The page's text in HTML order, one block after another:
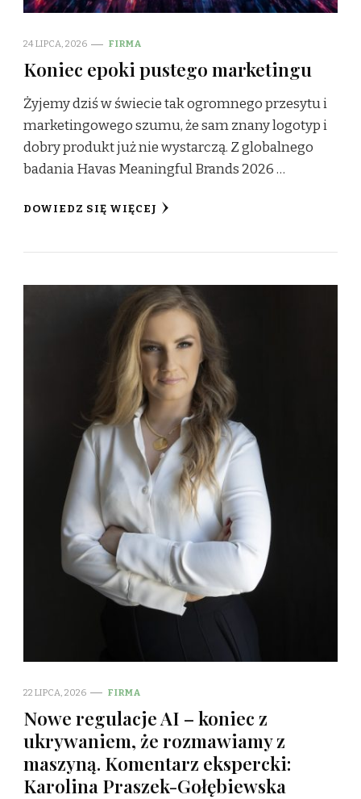
24 LIPCA, 2026 FIRMA
Koniec epoki pustego marketingu
Żyjemy dziś w świecie tak ogromnego przesytu i
marketingowego szumu, że sam znany logotyp i
dobry produkt już nie wystarczą. Z globalnego
badania Havas Meaningful Brands 2026 …
DOWIEDZ SIĘ WIĘCEJ
22 LIPCA, 2026 FIRMA
Nowe regulacje AI – koniec z
ukrywaniem, że rozmawiamy z
maszyną. Komentarz ekspercki:
Karolina Praszek-Gołębiewska